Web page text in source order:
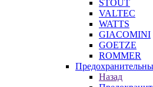
STOUT
VALTEC
WATTS
GIACOMINI
GOETZE
ROMMER
Назад